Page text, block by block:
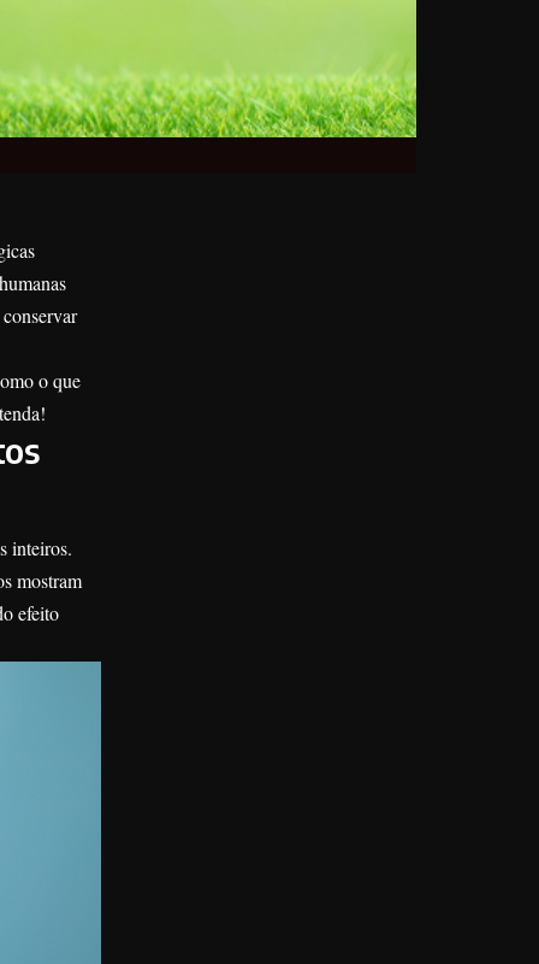
o que
inteiros.
mostram
efeito